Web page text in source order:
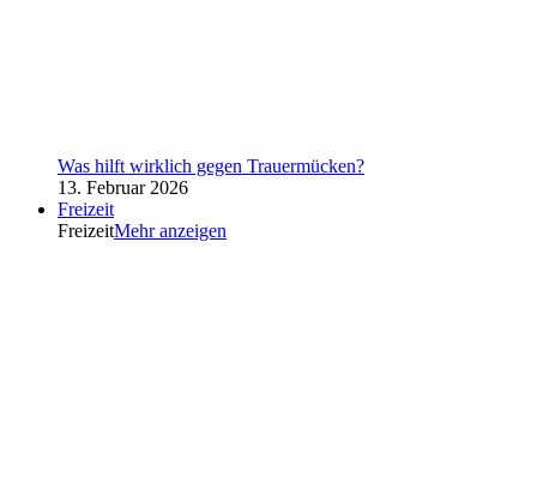
Was hilft wirklich gegen Trauermücken?
13. Februar 2026
Freizeit
FreizeitMehr anzeigen